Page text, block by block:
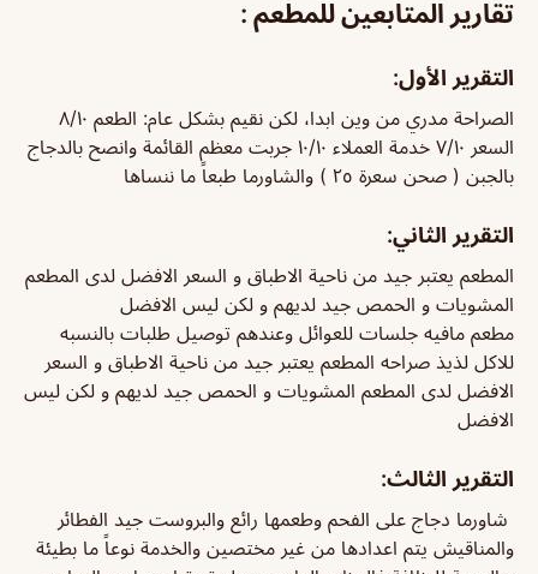
تقارير المتابعين للمطعم :
التقرير الأول:
الصراحة مدري من وين ابدا، لكن نقيم بشكل عام: الطعم ٨/١٠
السعر ٧/١٠ خدمة العملاء ١٠/١٠ جربت معظم القائمة وانصح بالدجاج
بالجبن ( صحن سعرة ٢٥ ) والشاورما طبعاً ما ننساها
التقرير الثاني:
المطعم يعتبر جيد من ناحية الاطباق و السعر الافضل لدى المطعم
المشويات و الحمص جيد لديهم و لكن ليس الافضل
مطعم مافيه جلسات للعوائل وعندهم توصيل طلبات بالنسبه
للاكل لذيذ صراحه المطعم يعتبر جيد من ناحية الاطباق و السعر
الافضل لدى المطعم المشويات و الحمص جيد لديهم و لكن ليس
الافضل
التقرير الثالث:
شاورما دجاج على الفحم وطعمها رائع والبروست جيد الفطائر
والمناقيش يتم اعدادها من غير مختصين والخدمة نوعاً ما بطيئة